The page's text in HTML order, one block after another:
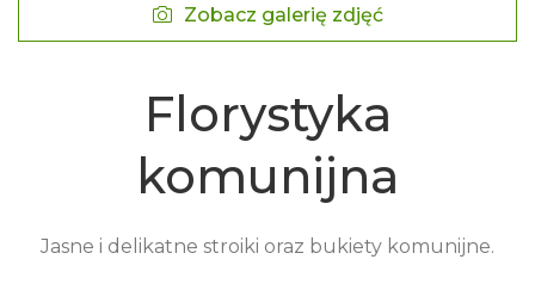
Zobacz galerię zdjęć
Florystyka
komunijna
Jasne i delikatne stroiki oraz bukiety komunijne.